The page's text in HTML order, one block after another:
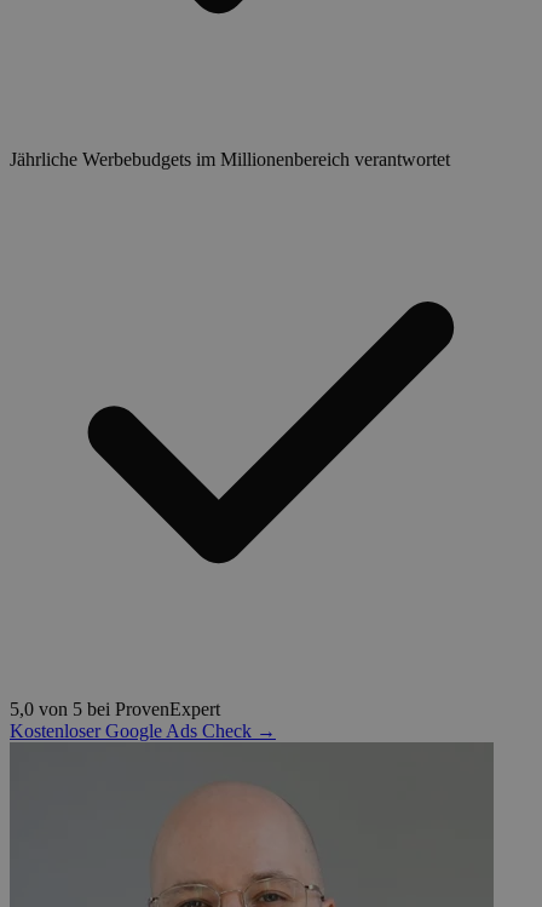
Jährliche Werbebudgets im Millionenbereich verantwortet
5,0 von 5 bei ProvenExpert
Kostenloser Google Ads Check →